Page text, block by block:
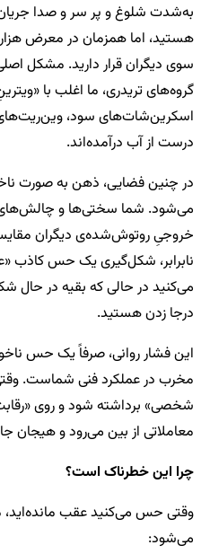
به‌شدت شلوغ و پر سر و صدا جریان
هستید، اما همزمان در معرض
سوی دیگران قرار دارید. مشکل
گروه‌های تریدری، ما اغلب با
اسکرین‌شات‌های سود، وین‌ریت‌های
درست از آب درآمده‌اند.
در چنین فضایی، ذهن به صورت
می‌شود. شما سختی‌ها و چالش‌های
خروجیِ روتوش‌شده‌ی دیگران
نابرابر، شکل‌گیری یک حس
می‌کنید در حالی که بقیه در حال
درجا زدن هستید.
این فشار روانی، صرفاً یک حس
مخرب در عملکرد فنی شماست.
شخصی» برداشته شود و روی «رقابت
معاملاتی از بین می‌رود و هیجان
چرا این خطرناک است؟
وقتی حس می‌کنید عقب مانده‌اید،
می‌شود: